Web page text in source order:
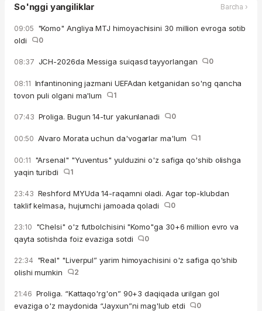
So'nggi yangiliklar Barcha ›
09:05 "Komo" Angliya MTJ himoyachisini 30 million evroga sotib
oldi
0
08:37 JCH-2026da Messiga suiqasd tayyorlangan 0
08:11 Infantinoning jazmani UEFAdan ketganidan so'ng qancha
tovon puli olgani ma'lum
1
07:43 Proliga. Bugun 14-tur yakunlanadi 0
00:50 Alvaro Morata uchun da'vogarlar ma'lum 1
00:11 "Arsenal" "Yuventus" yulduzini o'z safiga qo'shib olishga
yaqin turibdi
1
23:43 Reshford MYUda 14-raqamni oladi. Agar top-klubdan
taklif kelmasa, hujumchi jamoada qoladi
0
23:10 "Chelsi" o'z futbolchisini "Komo"ga 30+6 million evro va
qayta sotishda foiz evaziga sotdi
0
22:34 "Real" "Liverpul” yarim himoyachisini o'z safiga qo'shib
olishi mumkin
2
21:46 Proliga. “Kattaqo'rg'on” 90+3 daqiqada urilgan gol
evaziga o'z maydonida “Jayxun”ni mag'lub etdi
0